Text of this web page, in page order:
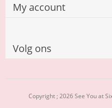
My account
Volg ons
Copyright ; 2026 See You at